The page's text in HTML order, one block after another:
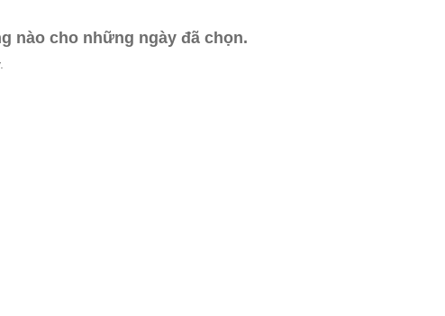
nào cho những ngày đã chọn.